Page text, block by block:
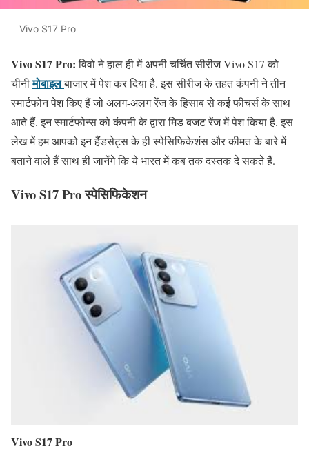
Vivo S17 Pro
Vivo S17 Pro:विवो ने हाल ही में अपनी चर्चित सीरीज Vivo S17 को
चीनीमोबाइलबाजार में पेश कर दिया है. इस सीरीज के तहत कंपनी ने तीन
स्मार्टफोन पेश किए हैं जो अलग-अलग रेंज के हिसाब से कई फीचर्स के साथ
आते हैं. इन स्मार्टफोन्स को कंपनी के द्वारा मिड बजट रेंज में पेश किया है. इस
लेख में हम आपको इन हैंडसेट्स के ही स्पेसिफिकेशंस और कीमत के बारे में
बताने वाले हैं साथ ही जानेंगे कि ये भारत में कब तक दस्तक दे सकते हैं.
Vivo S17 Pro स्पेसिफिकेशन
Vivo S17 Pro